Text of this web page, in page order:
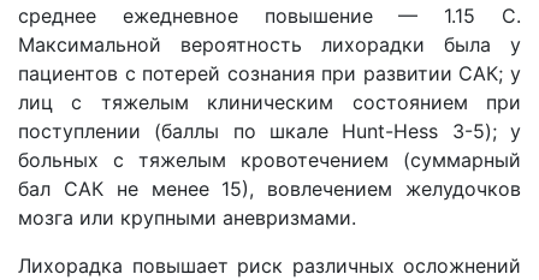
среднее ежедневное повышение — 1.15 С.
Максимальной вероятность лихорадки была у
пациентов с потерей сознания при развитии САК; у
лиц с тяжелым клиническим состоянием при
поступлении (баллы по шкале Hunt-Hess 3-5); у
больных с тяжелым кровотечением (суммарный
бал САК не менее 15), вовлечением желудочков
мозга или крупными аневризмами.
Лихорадка повышает риск различных осложнений